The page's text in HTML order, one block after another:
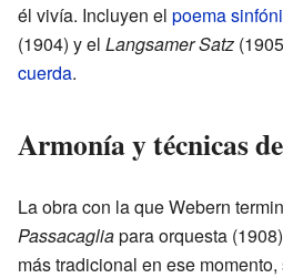
él vivía. Incluyen el poema
(1904) y el Langsamer Satz
cuerda.
Armonía y técnicas
La obra con la que Webern
Passacagliapara orquesta
más tradicional en ese momento,